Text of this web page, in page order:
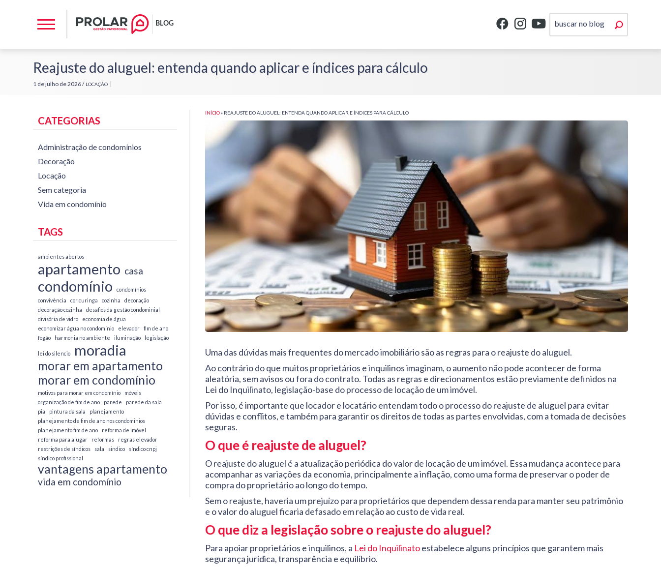
Reajuste do aluguel: entenda quando aplicar e índices para cálculo
1 de julho de 2026 / LOCAÇÃO
INÍCIO» REAJUSTE DO ALUGUEL: ENTENDA QUANDO APLICAR E ÍNDICES PARA CÁLCULO
Uma das dúvidas mais frequentes do mercado imobiliário são as regras para o reajuste do aluguel.
Ao contrário do que muitos proprietários e inquilinos imaginam, o aumento não pode acontecer de forma
aleatória, sem avisos ou fora do contrato. Todas as regras e direcionamentos estão previamente definidos na
Lei do Inquilinato, legislação-base do processo de locação de um imóvel.
Por isso, é importante que locador e locatário entendam todo o processo do reajuste de aluguel para evitar
dúvidas e conflitos, e também para garantir os direitos de todas as partes envolvidas, com a tomada de decisões
seguras.
O que é reajuste de aluguel?
O reajuste do aluguel é a atualização periódica do valor de locação de um imóvel. Essa mudança acontece para
acompanhar as variações da economia, principalmente a inflação, como uma forma de preservar o poder de
compra do proprietário ao longo do tempo.
Sem o reajuste, haveria um prejuízo para proprietários que dependem dessa renda para manter seu patrimônio
e o valor do aluguel ficaria defasado em relação ao custo de vida real.
O que diz a legislação sobre o reajuste do aluguel?
Para apoiar proprietários e inquilinos, a Lei do Inquilinatoestabelece alguns princípios que garantem mais
segurança jurídica, transparência e equilíbrio.
CATEGORIAS
Administração de condomínios
Decoração
Locação
Sem categoria
Vida em condomínio
TAGS
ambientes abertos
apartamento casa
condomínio
condomínios
convivência
cor curinga cozinha
decoração
decoração cozinha
desafios da gestão condominial
divisória de vidro
economia de água
economizar água no condomínio
elevador
fim de ano
fogão
harmonia no ambiente iluminação legislação
lei do silencio moradia
morar em apartamento
morar em condomínio
motivos para morar em condomínio
móveis
organização de fim de ano
parede
parede da sala
pia
pintura da sala
planejamento
planejamento de fim de ano nos condominios
planejamento fim de ano
reforma de imóvel
reforma para alugar
reformas
regras elevador
restrições de síndicos
sala sindico
síndico cnpj
síndico profissional
vantagens apartamento
vida em condomínio